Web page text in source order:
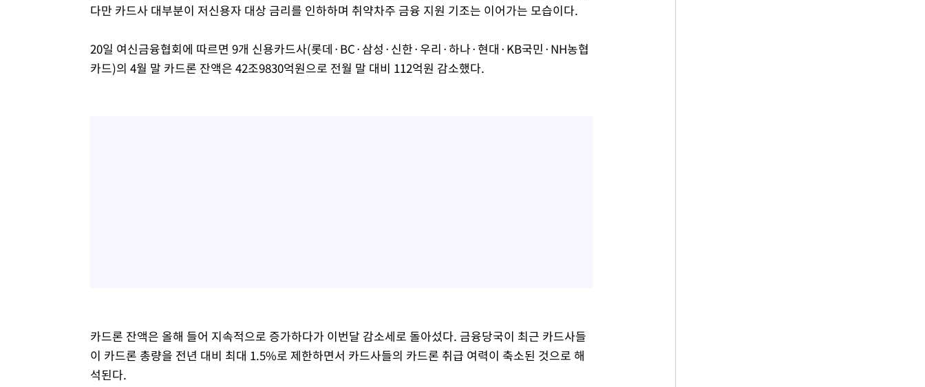
다만 카드사 대부분이 저신용자 대상 금리를 인하하며 취약차주 금융 지원 기조는 이어가는 모습이다.
20일 여신금융협회에 따르면 9개 신용카드사(롯데·BC·삼성·신한·우리·하나·현대·KB국민·NH농협
카드)의 4월 말 카드론 잔액은 42조9830억원으로 전월 말 대비 112억원 감소했다.
카드론 잔액은 올해 들어 지속적으로 증가하다가 이번달 감소세로 돌아섰다. 금융당국이 최근 카드사들
이 카드론 총량을 전년 대비 최대 1.5%로 제한하면서 카드사들의 카드론 취급 여력이 축소된 것으로 해
석된다.